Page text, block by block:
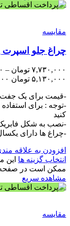
مقایسه
چراغ جلو اسپرت پراید صبا و
۷,۷۳۰,۰۰۰ تومان –
۵,۱۳۰,۰۰۰ تومان through ۷,۷۳۰,۰۰۰ تومان
-قیمت برای یک جفت
-توجه : برای
کنید
-نصب به شکل فابریک
-چراغ ها دارای
افزودن به علاقه
انتخاب گزینه ها این
ممکن است در
مشاهده سریع
مقایسه